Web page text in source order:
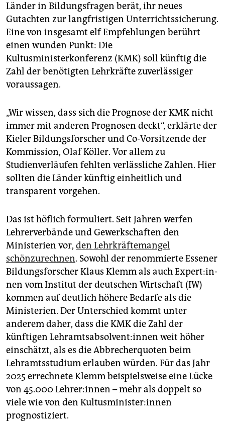
Länder in Bildungsfragen berät, ihr neues
Gutachten zur langfristigen Unterrichtssicherung.
Eine von insgesamt elf Empfehlungen berührt
einen wunden Punkt: Die
Kultusministerkonferenz (KMK) soll künftig die
Zahl der benötigten Lehrkräfte zuverlässiger
voraussagen.
„Wir wissen, dass sich die Prognose der KMK nicht
immer mit anderen Prognosen deckt“, erklärte der
Kieler Bildungsforscher und Co-Vorsitzende der
Kommission, Olaf Köller. Vor allem zu
Studienverläufen fehlten verlässliche Zahlen. Hier
sollten die Länder künftig einheitlich und
transparent vorgehen.
Das ist höflich formuliert. Seit Jahren werfen
Lehrerverbände und Gewerkschaften den
Ministerien vor, den Lehrkräftemangel
schönzurechnen. Sowohl der renommierte Essener
Bildungsforscher Klaus Klemm als auch Ex­per­t:in­
nen vom Institut der deutschen Wirtschaft (IW)
kommen auf deutlich höhere Bedarfe als die
Ministerien. Der Unterschied kommt unter
anderem daher, dass die KMK die Zahl der
künftigen Lehr­amts­ab­sol­ven­t:in­nen weit höher
einschätzt, als es die Abbrecherquoten beim
Lehramtsstudium erlauben würden. Für das Jahr
2025 errechnete Klemm beispielsweise eine Lücke
von 45.000 Leh­re­r:in­nen – mehr als doppelt so
viele wie von den Kul­tus­mi­nis­te­r:in­nen
prognostiziert.